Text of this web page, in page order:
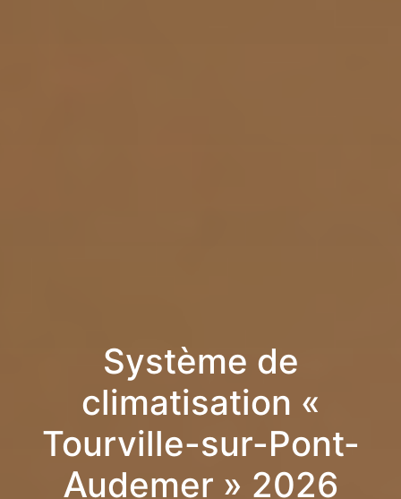
Système de
climatisation «
Tourville-sur-Pont-
Audemer » 2026